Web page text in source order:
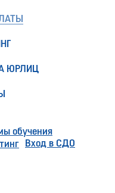
ЮРЛИЦ
обучения
Вход в СДО